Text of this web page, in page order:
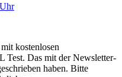
kostenlosen
Test. Das mit der Newsletter-
haben. Bitte